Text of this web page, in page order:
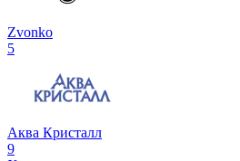
Zvonko
5
Аква Кристалл
9